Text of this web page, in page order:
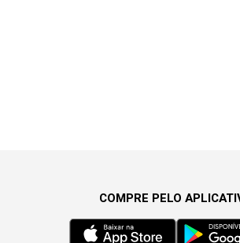
COMPRE PELO